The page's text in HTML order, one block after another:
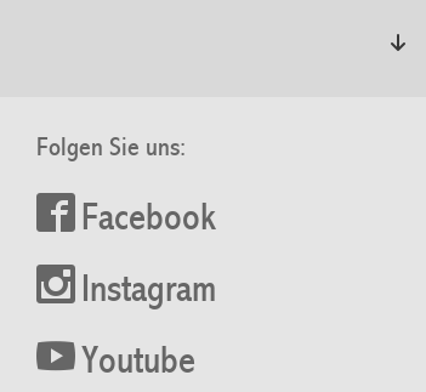
Folgen Sie uns:
Facebook
Instagram
Youtube